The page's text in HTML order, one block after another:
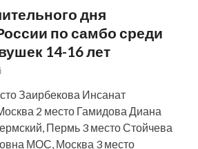
дня
по самбо среди
14-16 лет
Заирбекова Инсанат
2 место Гамидова Диана
Пермь 3 место Стойчева
МОС, Москва 3 место